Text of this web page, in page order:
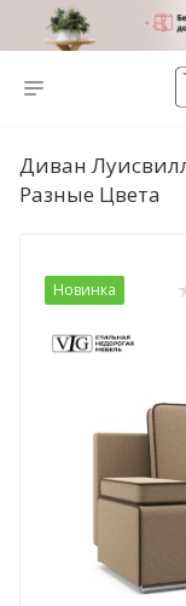
Диван
Разные Цвета
Новинка